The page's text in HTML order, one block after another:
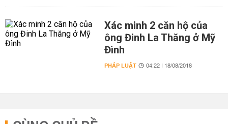
Xác minh 2 căn hộ của
ông Đinh La Thăng ở Mỹ
Đình
PHÁP LUẬT 04:22 | 18/08/2018